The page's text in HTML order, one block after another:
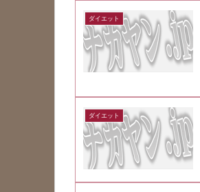
ダイエット
ダイエット